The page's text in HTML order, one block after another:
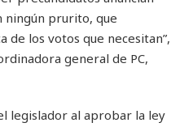
ningún prurito, que
de los votos que necesitan”,
general de PC,
legislador al aprobar la ley